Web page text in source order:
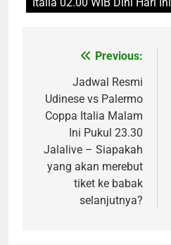
navigation
Previous:
Jadwal Resmi
Udinese vs Palermo
Coppa Italia Malam
Ini Pukul 23.30
Jalalive – Siapakah
yang akan merebut
tiket ke babak
selanjutnya?